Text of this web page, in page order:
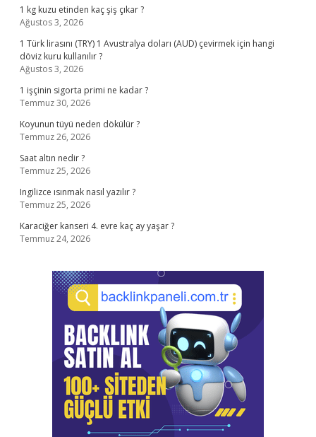
1 kg kuzu etinden kaç şiş çıkar ?
Ağustos 3, 2026
1 Türk lirasını (TRY) 1 Avustralya doları (AUD) çevirmek için hangi
döviz kuru kullanılır ?
Ağustos 3, 2026
1 işçinin sigorta primi ne kadar ?
Temmuz 30, 2026
Koyunun tüyü neden dökülür ?
Temmuz 26, 2026
Saat altın nedir ?
Temmuz 25, 2026
Ingilizce ısınmak nasıl yazılır ?
Temmuz 25, 2026
Karaciğer kanseri 4. evre kaç ay yaşar ?
Temmuz 24, 2026